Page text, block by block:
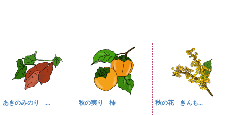
あきのみのり ... 秋の実り 柿 秋の花 きんも...